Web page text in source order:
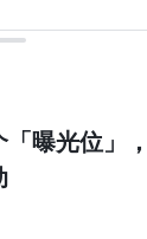
「曝光位」